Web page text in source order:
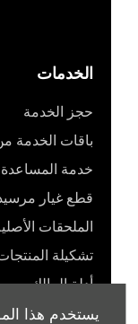
يستخدم هذا
الخدمات
حجز الخدمة
باقات الخدمة
خدمة
قطع غيار
الملحقات
تشكيلة
أدلة المالك